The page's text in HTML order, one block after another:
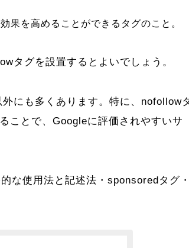
果を高めることができるタグのこと。
タグを設置するとよいでしょう。
にも多くあります。特に、nofollow
ことで、Googleに評価されやすいサ
な使用法と記述法・sponsoredタグ・